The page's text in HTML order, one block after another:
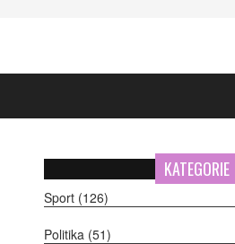
KATEGORIE
Sport (126)
Politika (51)